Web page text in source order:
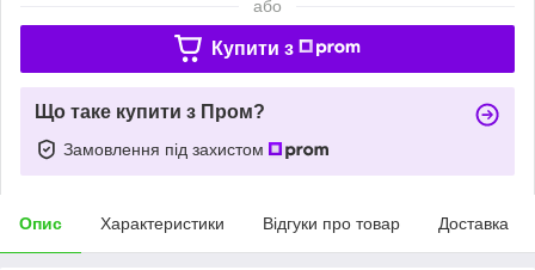
або
Купити з
Що таке купити з Пром?
Замовлення під захистом
Опис Характеристики Відгуки про товар Доставка